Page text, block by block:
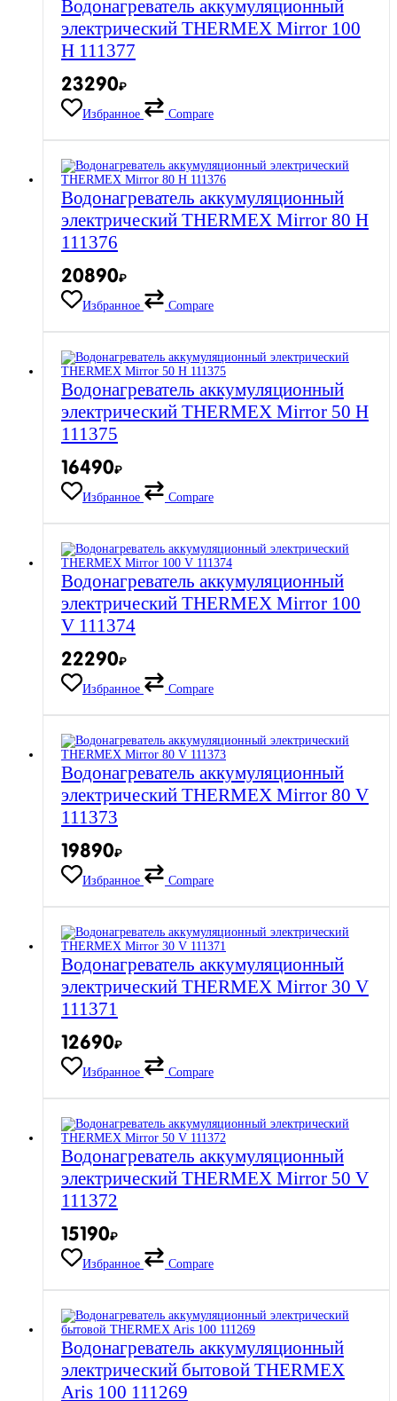
Водонагреватель аккумуляционный
электрический THERMEX Mirror 100
H 111377
23290₽
Избранное Compare
Водонагреватель аккумуляционный
электрический THERMEX Mirror 80 H
111376
20890₽
Избранное Compare
Водонагреватель аккумуляционный
электрический THERMEX Mirror 50 H
111375
16490₽
Избранное Compare
Водонагреватель аккумуляционный
электрический THERMEX Mirror 100
V 111374
22290₽
Избранное Compare
Водонагреватель аккумуляционный
электрический THERMEX Mirror 80 V
111373
19890₽
Избранное Compare
Водонагреватель аккумуляционный
электрический THERMEX Mirror 30 V
111371
12690₽
Избранное Compare
Водонагреватель аккумуляционный
электрический THERMEX Mirror 50 V
111372
15190₽
Избранное Compare
Водонагреватель аккумуляционный
электрический бытовой THERMEX
Aris 100 111269